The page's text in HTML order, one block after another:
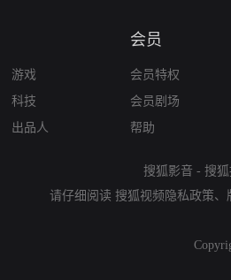
游戏
科技
出品人
会员
会员特权
会员剧场
帮助
搜狐影音 - 搜
请仔细阅读 搜狐视频隐私政策、